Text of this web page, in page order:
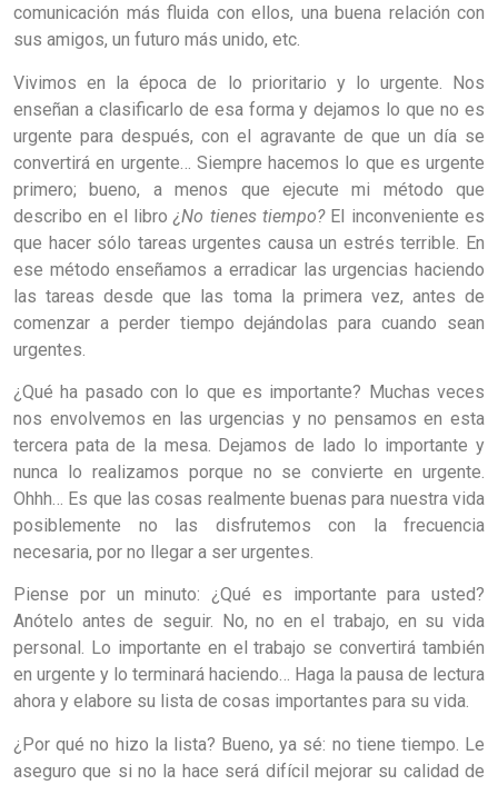
comunicación más fluida con ellos, una buena relación con
sus amigos, un futuro más unido, etc.
Vivimos en la época de lo prioritario y lo urgente. Nos
enseñan a clasificarlo de esa forma y dejamos lo que no es
urgente para después, con el agravante de que un día se
convertirá en urgente… Siempre hacemos lo que es urgente
primero; bueno, a menos que ejecute mi método que
describo en el libro¿No tienes tiempo?El inconveniente es
que hacer sólo tareas urgentes causa un estrés terrible. En
ese método enseñamos a erradicar las urgencias haciendo
las tareas desde que las toma la primera vez, antes de
comenzar a perder tiempo dejándolas para cuando sean
urgentes.
¿Qué ha pasado con lo que es importante? Muchas veces
nos envolvemos en las urgencias y no pensamos en esta
tercera pata de la mesa. Dejamos de lado lo importante y
nunca lo realizamos porque no se convierte en urgente.
Ohhh… Es que las cosas realmente buenas para nuestra vida
posiblemente no las disfrutemos con la frecuencia
necesaria, por no llegar a ser urgentes.
Piense por un minuto: ¿Qué es importante para usted?
Anótelo antes de seguir. No, no en el trabajo, en su vida
personal. Lo importante en el trabajo se convertirá también
en urgente y lo terminará haciendo… Haga la pausa de lectura
ahora y elabore su lista de cosas importantes para su vida.
¿Por qué no hizo la lista? Bueno, ya sé: no tiene tiempo. Le
aseguro que si no la hace será difícil mejorar su calidad de